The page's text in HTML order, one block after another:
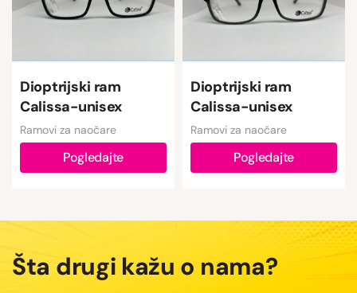
Dioptrijski ram
Calissa-unisex
Ramovi za naočare
Pogledajte
Dioptrijski ram
Calissa-unisex
Ramovi za naočare
Pogledajte
Šta drugi kažu o nama?